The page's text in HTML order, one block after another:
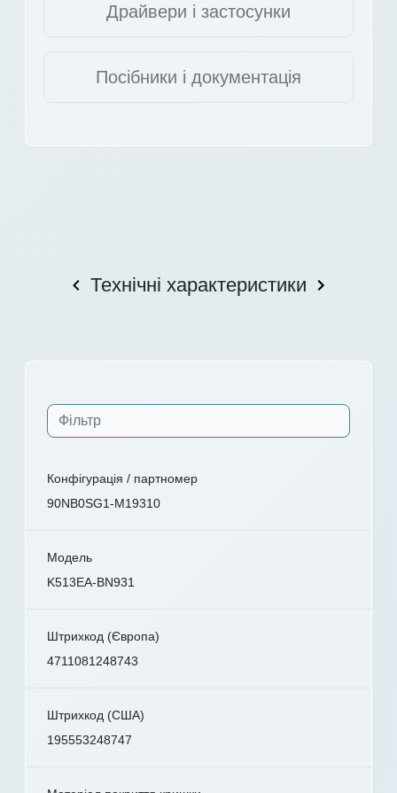
Драйвери і застосунки
Посібники і документація
Технічні характеристики
Конфігурація / партномер
90NB0SG1-M19310
Модель
K513EA-BN931
Штрихкод (Європа)
4711081248743
Штрихкод (США)
195553248747